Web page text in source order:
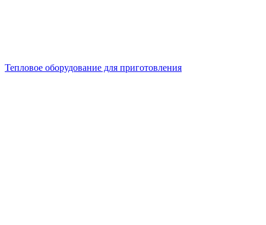
Тепловое оборудование для приготовления